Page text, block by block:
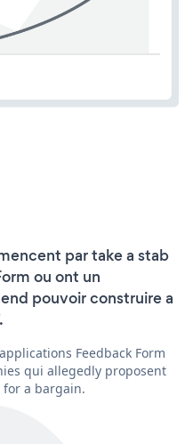
par take a stab
ou ont un
pouvoir construire a
Feedback Form
qui allegedly proposent
for a bargain.